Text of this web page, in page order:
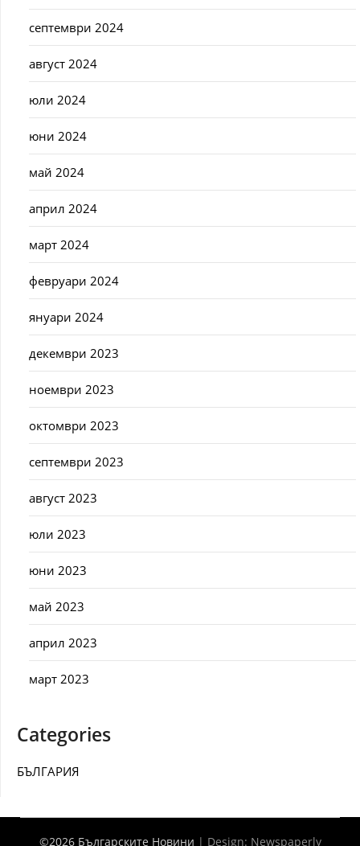
септември 2024
август 2024
юли 2024
юни 2024
май 2024
април 2024
март 2024
февруари 2024
януари 2024
декември 2023
ноември 2023
октомври 2023
септември 2023
август 2023
юли 2023
юни 2023
май 2023
април 2023
март 2023
Categories
БЪЛГАРИЯ
©2026 Българските Новини | Design: Newspaperly